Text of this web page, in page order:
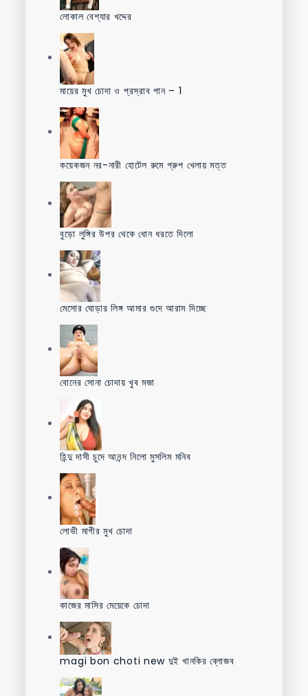
লোকাল বেশ্যার খদ্দের
মায়ের মুখ চোদা ও প্রস্রাব পান – 1
কয়েকজন নর-নারী হোটেল রুমে গ্রুপ খেলায় মত্ত
বুড়ো লুঙ্গির উপর থেকে ধোন ধরতে দিলো
মেসোর ঘোড়ার লিঙ্গ আমার গুদে আরাম দিচ্ছে
বোনের সোনা চোদায় খুব মজা
হিন্দু দাসী চুদে আনন্দ নিলো মুসলিম মনিব
লোভী মাগীর মুখ চোদা
কাজের মাসির মেয়েকে চোদা
magi bon choti new দুই খানকির ব্লোজব